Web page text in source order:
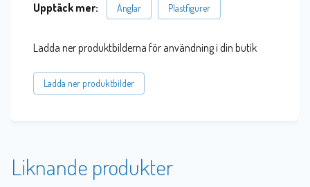
Upptäck mer: Änglar Plastfigurer
Ladda ner produktbilderna för användning i din butik
Ladda ner produktbilder
Liknande produkter